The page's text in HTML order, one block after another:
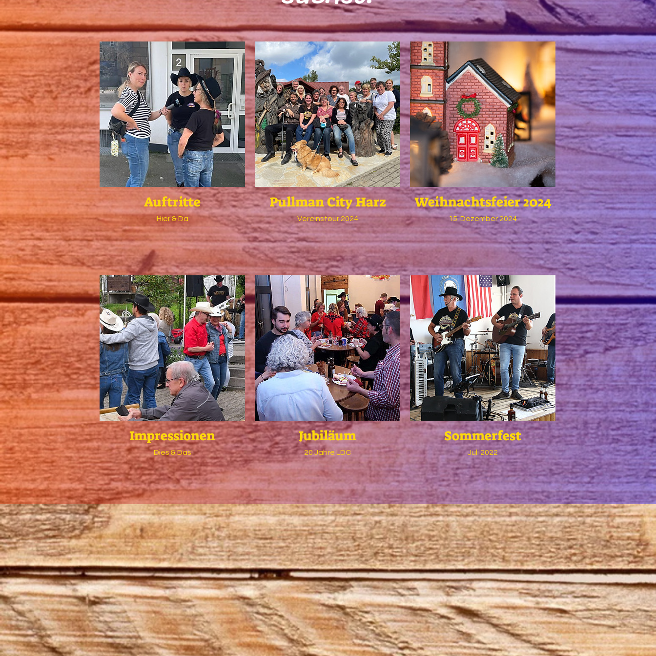
Auftritte
Hier & Da
Pullman City Harz
Vereinstour 2024
Weihnachtsfeier 2024
15. Dezember 2024
Impressionen
Dies & Das
Jubiläum
20 Jahre LDC
Sommerfest
Juli 2022